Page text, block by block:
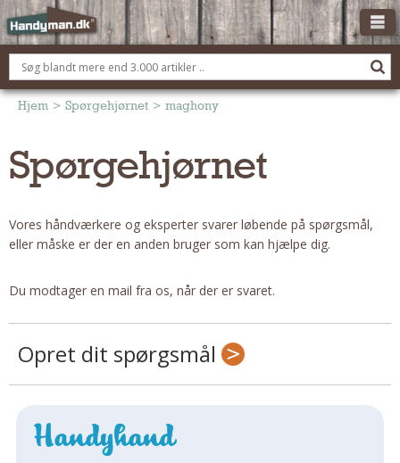
OM HANDYMAN.DK
FÅ 3 TILBUD
BOLIG KØBERÅDGIVNING
Montage Og Nybyg
Reparation Og Vedligehold
Om Materialer
Om Værktøj
Udskiftning Og Montage
Om Materialer
Hjem > Spørgehjørnet > maghony
Spørgehjørnet
Vores håndværkere og eksperter svarer løbende på spørgsmål,
eller måske er der en anden bruger som kan hjælpe dig.
Du modtager en mail fra os, når der er svaret.
Opret dit spørgsmål